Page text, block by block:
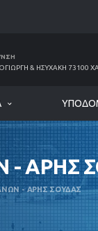
& ΗΣΥΧΆΚΗ 73100
- ΑΡΗΣ
- ΑΡΗΣ ΣΟΥΔΑΣ